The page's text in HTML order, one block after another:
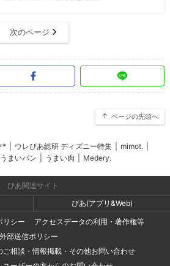
次のページ
ページの先頭へ
* ウレぴあ総研 ディズニー特集 mimot.
うまいパン うまい肉 Medery.
ぴあ関連サイト
ぴあ(アプリ&Web)
リシー
アクセスデータの利用・著作権等
外部送信ポリシー
ご相談・情報掲載・その他お問い合わせ